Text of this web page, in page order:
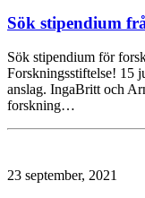
Sök stipendium
Sök stipendium för
Forskningsstiftelse! 15
anslag. IngaBritt och
forskning…
23 september, 2021